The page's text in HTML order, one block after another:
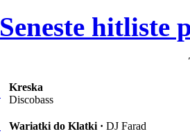
Seneste hitliste
Kreska
Discobass
Wariatki do Klatki · DJ Farad